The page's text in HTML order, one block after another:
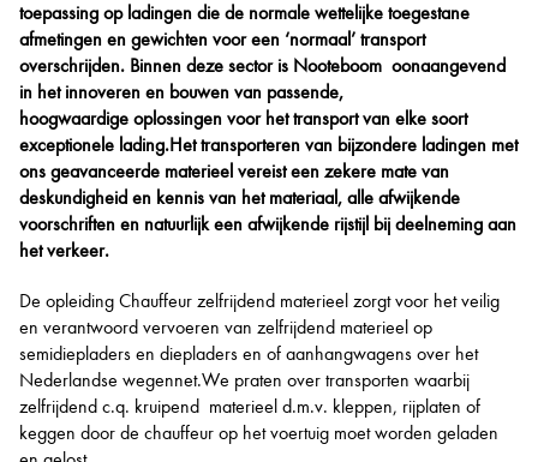
toepassing op ladingen die de normale wettelijke toegestane
afmetingen en gewichten voor een ‘normaal’ transport
overschrijden. Binnen deze sector is Nooteboom oonaangevend
in het innoveren en bouwen van passende,
hoogwaardige oplossingen voor het transport van elke soort
exceptionele lading.Het transporteren van bijzondere ladingen met
ons geavanceerde materieel vereist een zekere mate van
deskundigheid en kennis van het materiaal, alle afwijkende
voorschriften en natuurlijk een afwijkende rijstijl bij deelneming aan
het verkeer.
De opleiding Chauffeur zelfrijdend materieel zorgt voor het veilig
en verantwoord vervoeren van zelfrijdend materieel op
semidiepladers en diepladers en of aanhangwagens over het
Nederlandse wegennet.We praten over transporten waarbij
zelfrijdend c.q. kruipend materieel d.m.v. kleppen, rijplaten of
keggen door de chauffeur op het voertuig moet worden geladen